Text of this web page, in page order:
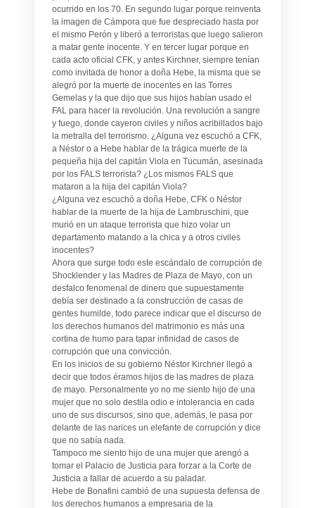
ocurrido en los 70. En segundo lugar porque reinventa
la imagen de Cámpora que fue despreciado hasta por
el mismo Perón y liberó a terroristas que luego salieron
a matar gente inocente. Y en tercer lugar porque en
cada acto oficial CFK, y antes Kirchner, siempre tenían
como invitada de honor a doña Hebe, la misma que se
alegró por la muerte de inocentes en las Torres
Gemelas y la que dijo que sus hijos habían usado el
FAL para hacer la revolución. Una revolución a sangre
y fuego, donde cayeron civiles y niños acribillados bajo
la metralla del terrorismo. ¿Alguna vez escuchó a CFK,
a Néstor o a Hebe hablar de la trágica muerte de la
pequeña hija del capitán Viola en Tucumán, asesinada
por los FALS terrorista? ¿Los mismos FALS que
mataron a la hija del capitán Viola?
¿Alguna vez escuchó a doña Hebe, CFK o Néstor
hablar de la muerte de la hija de Lambruschini, que
murió en un ataque terrorista que hizo volar un
departamento matando a la chica y a otros civiles
inocentes?
Ahora que surge todo este escándalo de corrupción de
Shocklender y las Madres de Plaza de Mayo, con un
desfalco fenomenal de dinero que supuestamente
debía ser destinado a la construcción de casas de
gentes humilde, todo parece indicar que el discurso de
los derechos humanos del matrimonio es más una
cortina de humo para tapar infinidad de casos de
corrupción que una convicción.
En los inicios de su gobierno Néstor Kirchner llegó a
decir que todos éramos hijos de las madres de plaza
de mayo. Personalmente yo no me siento hijo de una
mujer que no solo destila odio e intolerancia en cada
uno de sus discursos, sino que, además, le pasa por
delante de las narices un elefante de corrupción y dice
que no sabía nada.
Tampoco me siento hijo de una mujer que arengó a
tomar el Palacio de Justicia para forzar a la Corte de
Justicia a fallar de acuerdo a su paladar.
Hebe de Bonafini cambió de una supuesta defensa de
los derechos humanos a empresaria de la